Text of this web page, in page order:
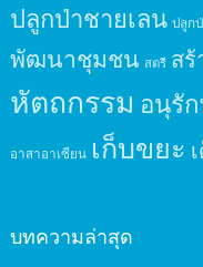
ปลูกป่าชายเลน ปลูก
พัฒนาชุมชน สตรี ส
หัตถกรรม อนุรั
อาสาอาเซียน เก็บขยะ
บทความล่าสุด